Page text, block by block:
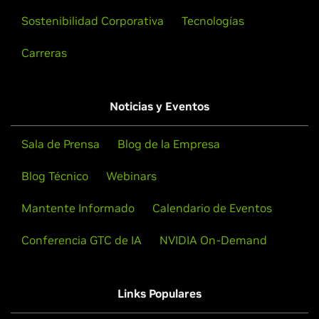
Sostenibilidad Corporativa Tecnologías
Carreras
Noticias y Eventos
Sala de Prensa Blog de la Empresa
Blog Técnico Webinars
Mantente Informado Calendario de Eventos
Conferencia GTC de IA NVIDIA On-Demand
Links Populares